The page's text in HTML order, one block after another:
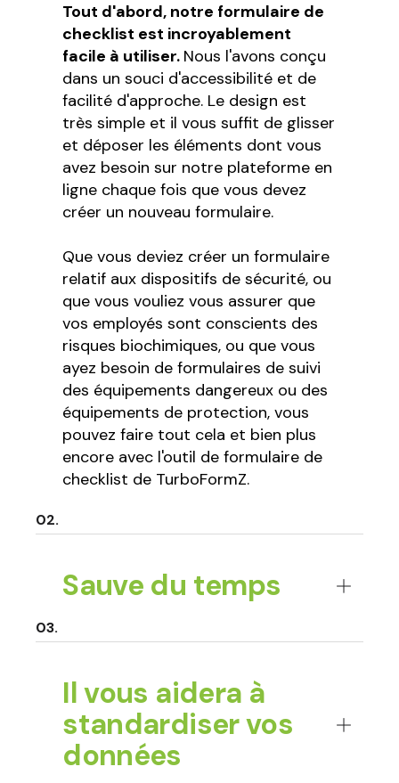
Tout d'abord, notre formulaire de
checklist est incroyablement
facile à utiliser. Nous l'avons conçu
dans un souci d'accessibilité et de
facilité d'approche. Le design est
très simple et il vous suffit de glisser
et déposer les éléments dont vous
avez besoin sur notre plateforme en
ligne chaque fois que vous devez
créer un nouveau formulaire.
Que vous deviez créer un formulaire
relatif aux dispositifs de sécurité, ou
que vous vouliez vous assurer que
vos employés sont conscients des
risques biochimiques, ou que vous
ayez besoin de formulaires de suivi
des équipements dangereux ou des
équipements de protection, vous
pouvez faire tout cela et bien plus
encore avec l'outil de formulaire de
checklist de TurboFormZ.
Sauve du temps
Il vous aidera à
standardiser vos
données